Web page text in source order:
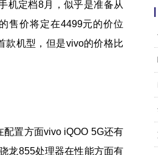
机定档8月，似乎是准备从
售价将定在4499元的价位
款机型，但是vivo的价格比
置方面vivo iQOO 5G还有
龙855处理器在性能方面有